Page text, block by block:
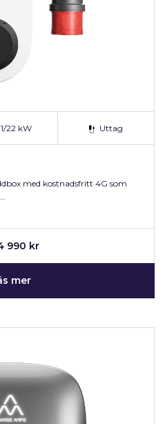
22 kW Uttag
med kostnadsfritt 4G som
990 kr
mer